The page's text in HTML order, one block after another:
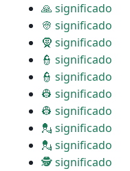
🙏 significado
👳 significado
🧕 significado
👮 significado
👮 significado
👷 significado
👷 significado
💂 significado
💂 significado
🕵 significado